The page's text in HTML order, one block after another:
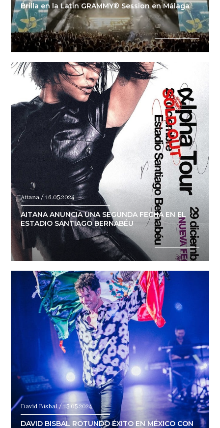
Brilla en la Latin GRAMMY® Session en Málaga
Aitana / 16.05.2024
AITANA ANUNCIA UNA SEGUNDA FECHA EN EL
ESTADIO SANTIAGO BERNABÉU
David Bisbal / 15.05.2024
DAVID BISBAL ROTUNDO ÉXITO EN MÉXICO CON